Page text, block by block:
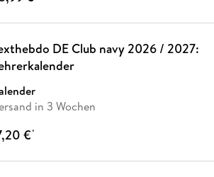
DE Club navy 2026 / 2027:
in 3 Wochen
€*